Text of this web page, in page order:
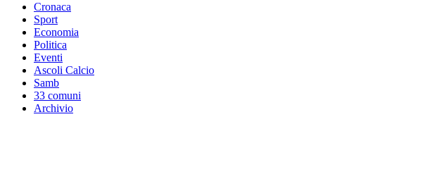
Cronaca
Sport
Economia
Politica
Eventi
Ascoli Calcio
Samb
33 comuni
Archivio